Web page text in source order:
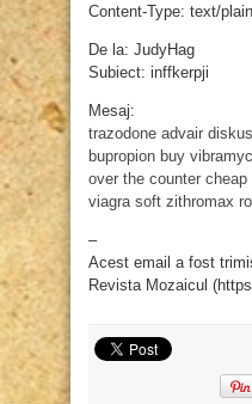
Content-Type: text/
De la: JudyHag
Subiect: inffkerpji
Mesaj:
trazodone advair diskus
bupropion buy
over the counter cheap
viagra soft zithromax
–
Acest email a fost
Revista Mozaicul